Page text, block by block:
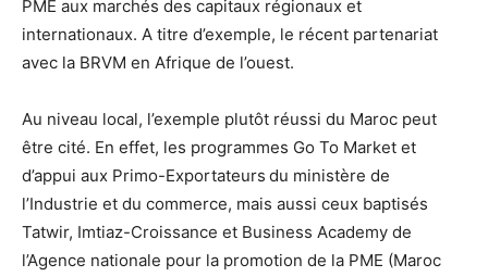
PME aux marchés des capitaux régionaux et
internationaux. A titre d’exemple, le récent partenariat
avec la BRVM en Afrique de l’ouest.
Au niveau local, l’exemple plutôt réussi du Maroc peut
être cité. En effet, les programmes Go To Market et
d’appui aux Primo-Exportateurs du ministère de
l’Industrie et du commerce, mais aussi ceux baptisés
Tatwir, Imtiaz-Croissance et Business Academy de
l’Agence nationale pour la promotion de la PME (Maroc